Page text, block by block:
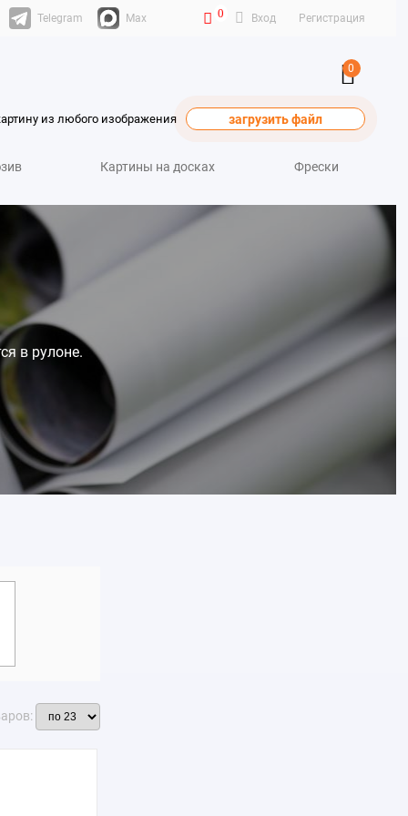
Telegram Max 0 Вход Регистрация
0
из любого изображения загрузить файл
Картины на досках Фрески
в рулоне.